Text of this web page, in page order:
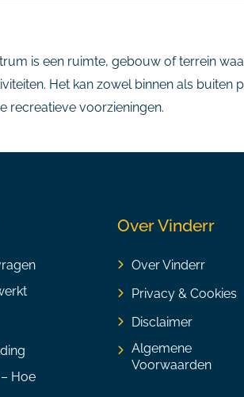
is een ruimte, gebouw of terrein
Het kan zowel binnen als
recreatieve voorzieningen.
Hoe
Over Vinderr
Over Vinderr
Privacy & Cookies
Disclaimer
Algemene
Voorwaarden